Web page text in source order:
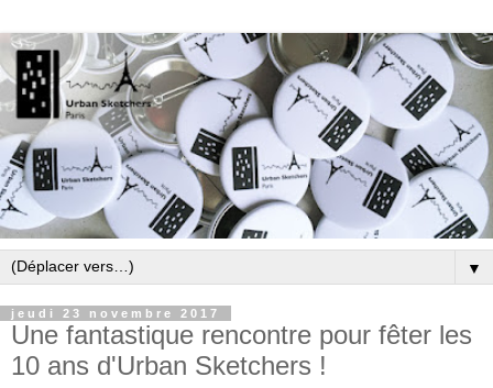
▼
jeudi 23 novembre 2017
Une fantastique rencontre pour fêter les
10 ans d'Urban Sketchers !